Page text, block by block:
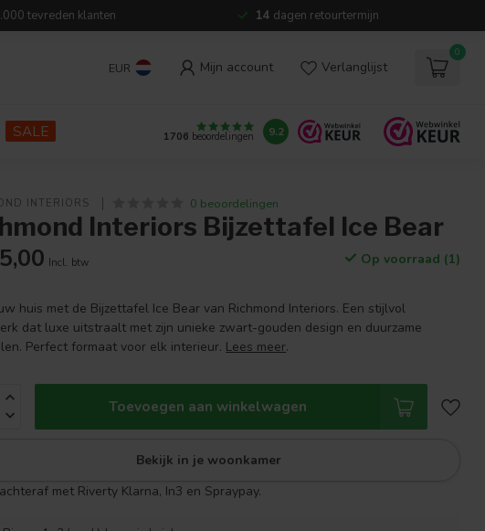
tevreden klanten 14 dagen retourtermijn
EUR Mijn account Verlanglijst
0
SALE 1706 beoordelingen 9.2
INTERIORS 0 beoordelingen
Interiors Bijzettafel Ice Bear
Incl. btw Op voorraad (1)
huis met de Bijzettafel Ice Bear van Richmond Interiors. Een stijlvol
dat luxe uitstraalt met zijn unieke zwart-gouden design en duurzame
Perfect formaat voor elk interieur. Lees meer.
Toevoegen aan winkelwagen
Bekijk in je woonkamer
met Riverty Klarna, In3 en Spraypay.